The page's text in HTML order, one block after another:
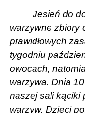
Jesień do
warzywne zbiory
prawidłowych
tygodniu
owocach,
warzywa. Dnia
naszej sali kąciki
warzyw. Dzieci